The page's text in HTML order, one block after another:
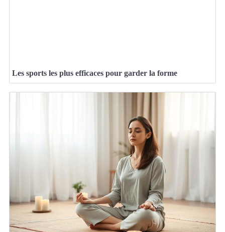
Les sports les plus efficaces pour garder la forme